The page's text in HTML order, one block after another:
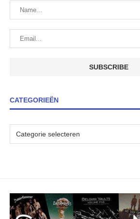
CATEGORIEËN